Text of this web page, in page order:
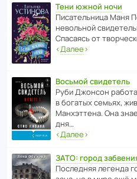
Тени южной ночи
Писа­тель­ница Маня
невольной
Спасаясь от
‹Далее›
Восьмой свидетель
Руби Джонсон
в богатых семьях,
Манх­эт­тена. Она
дня…
‹Далее›
ЗАТО: город
После­дняя легенда